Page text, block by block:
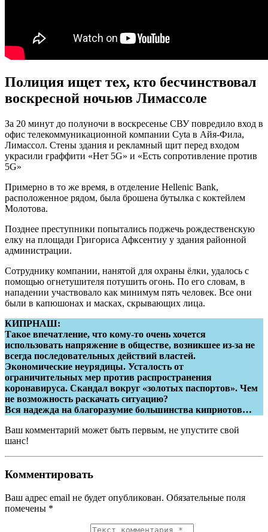
Полиция ищет тех, кто бесчинствовал
воскресной ночьюв Лимассоле
За 20 минут до полуночи в воскресенье СВУ повредило вход в
офис телекоммуникационной компании Cyta в Айя-Фила,
Лимассол. Стены здания и рекламный щит перед входом
украсили граффити «Нет 5G» и «Есть сопротивление против
5G»
Примерно в то же время, в отделение Hellenic Bank,
расположенное рядом, была брошена бутылка с коктейлем
Молотова.
Позднее преступники попытались поджечь рождественскую
елку на площади Григориса Афксентиу у здания районной
администрации.
Сотруднику компании, нанятой для охраны ёлки, удалось с
помощью огнетушителя потушить огонь. По его словам, в
нападении участвовало как минимум пять человек. Все они
были в капюшонах и масках, скрывающих лица.
КИПРНАШ:
Такое впечатление, что кому-то очень хочется
использовать напряжение в обществе, возникшее из-за не
всегда последовательных действий властей.
Экономические неурядицы. Усталость от
ограничительных мер против распространения
коронавируса. Скандал вокруг «золотых паспортов». Чем
не возможность раскачать ситуацию?
Вся надежда на благоразумие большинства киприотов…
Ваш комментарий может быть первым, не упустите свой
шанс!
Комментировать
Ваш адрес email не будет опубликован. Обязательные поля
помечены *